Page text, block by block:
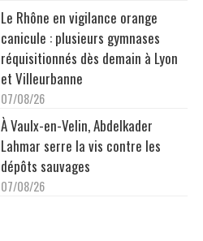
Le Rhône en vigilance orange
canicule : plusieurs gymnases
réquisitionnés dès demain à Lyon
et Villeurbanne
07/08/26
À Vaulx-en-Velin, Abdelkader
Lahmar serre la vis contre les
dépôts sauvages
07/08/26